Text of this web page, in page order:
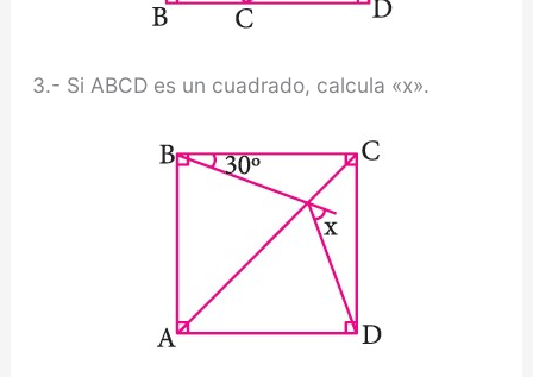
3.- Si ABCD es un cuadrado, calcula «x».